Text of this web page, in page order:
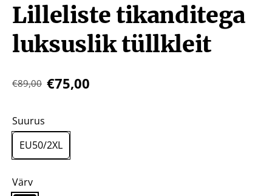
Lilleliste tikanditega
luksuslik tüllkleit
€89,00 €75,00
Suurus
EU50/2XL
Värv